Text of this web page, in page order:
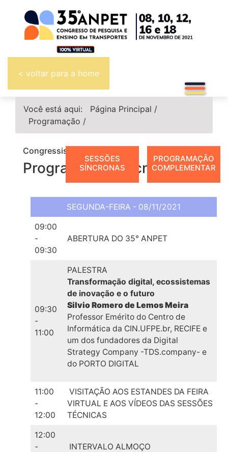
< voltar para a home
Você está aqui: Página Principal /
Programação /
PROGRAMAÇÃO
COMPLEMENTAR
SESSÕES
SÍNCRONAS
Congressistas
Programação Técnica
SEGUNDA-FEIRA - 08/11/2021
09:00
-
09:30
ABERTURA DO 35° ANPET
09:30
-
11:00
PALESTRA
Transformação digital, ecossistemas
de inovação e o futuro
Silvio Romero de Lemos Meira
Professor Emérito do Centro de
Informática da CIN.UFPE.br, RECIFE e
um dos fundadores da Digital
Strategy Company -TDS.company- e
do PORTO DIGITAL
11:00
-
12:00
VISITAÇÃO AOS ESTANDES DA FEIRA
VIRTUAL E AOS VÍDEOS DAS SESSÕES
TÉCNICAS
12:00
-
INTERVALO ALMOÇO